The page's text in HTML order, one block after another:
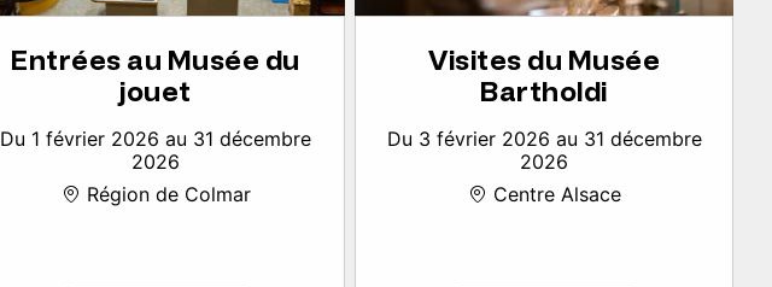
Entrées au Musée du
jouet
Du 1 février 2026 au 31 décembre
2026
Région de Colmar
Visites du Musée
Bartholdi
Du 3 février 2026 au 31 décembre
2026
Centre Alsace